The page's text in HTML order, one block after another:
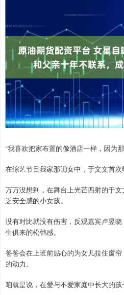
“我喜欢把家布置的像酒店一样，因为
在综艺节目我家那闺女中，于文文首次
万万没想到，在舞台上光芒四射的于
乏安全感的小女孩。
没有对比就没有伤害，反观嘉宾卢昱
生俱来的松弛感。
爸爸会在上班前贴心的为女儿拉住窗
的动力。
咱就是说，在爱与不爱家庭中长大的